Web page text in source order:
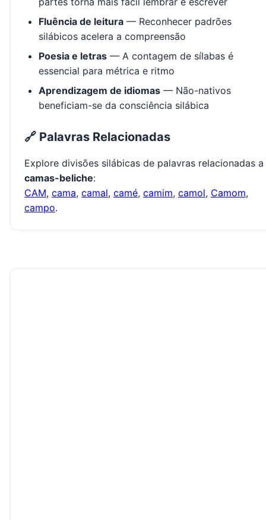
Fluência de leitura — Reconhecer padrões
silábicos acelera a compreensão
Poesia e letras — A contagem de sílabas é
essencial para métrica e ritmo
Aprendizagem de idiomas — Não-nativos
beneficiam-se da consciência silábica
🔗 Palavras Relacionadas
Explore divisões silábicas de palavras relacionadas a
camas-beliche:
CAM, cama, camal, camé, camim, camol, Camom,
campo.